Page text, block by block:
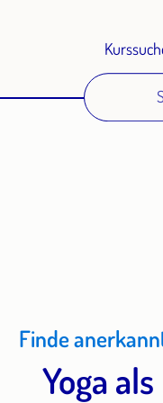
Finde
Yoga